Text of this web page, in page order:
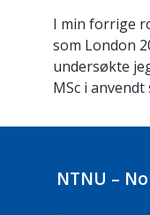
I min forrige
som London
undersøkte
MSc i
NTNU –